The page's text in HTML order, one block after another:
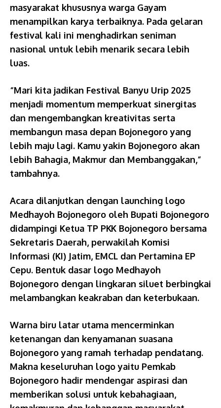
masyarakat khususnya warga Gayam
menampilkan karya terbaiknya. Pada gelaran
festival kali ini menghadirkan seniman
nasional untuk lebih menarik secara lebih
luas.
“Mari kita jadikan Festival Banyu Urip 2025
menjadi momentum memperkuat sinergitas
dan mengembangkan kreativitas serta
membangun masa depan Bojonegoro yang
lebih maju lagi. Kamu yakin Bojonegoro akan
lebih Bahagia, Makmur dan Membanggakan,”
tambahnya.
Acara dilanjutkan dengan launching logo
Medhayoh Bojonegoro oleh Bupati Bojonegoro
didampingi Ketua TP PKK Bojonegoro bersama
Sekretaris Daerah, perwakilah Komisi
Informasi (KI) Jatim, EMCL dan Pertamina EP
Cepu. Bentuk dasar logo Medhayoh
Bojonegoro dengan lingkaran siluet berbingkai
melambangkan keakraban dan keterbukaan.
Warna biru latar utama mencerminkan
ketenangan dan kenyamanan suasana
Bojonegoro yang ramah terhadap pendatang.
Makna keseluruhan logo yaitu Pemkab
Bojonegoro hadir mendengar aspirasi dan
memberikan solusi untuk kebahagiaan,